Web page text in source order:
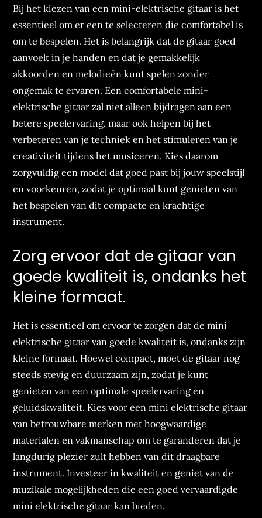
Bij het kiezen van een mini-elektrische gitaar is het
essentieel om er een te selecteren die comfortabel is
om te bespelen. Het is belangrijk dat de gitaar goed
aanvoelt in je handen en dat je gemakkelijk
akkoorden en melodieën kunt spelen zonder
ongemak te ervaren. Een comfortabele mini-
elektrische gitaar zal niet alleen bijdragen aan een
betere speelervaring, maar ook helpen bij het
verbeteren van je techniek en het stimuleren van je
creativiteit tijdens het musiceren. Kies daarom
zorgvuldig een model dat goed past bij jouw speelstijl
en voorkeuren, zodat je optimaal kunt genieten van
het bespelen van dit compacte en krachtige
instrument.
Zorg ervoor dat de gitaar van
goede kwaliteit is, ondanks het
kleine formaat.
Het is essentieel om ervoor te zorgen dat de mini
elektrische gitaar van goede kwaliteit is, ondanks zijn
kleine formaat. Hoewel compact, moet de gitaar nog
steeds stevig en duurzaam zijn, zodat je kunt
genieten van een optimale speelervaring en
geluidskwaliteit. Kies voor een mini elektrische gitaar
van betrouwbare merken met hoogwaardige
materialen en vakmanschap om te garanderen dat je
langdurig plezier zult hebben van dit draagbare
instrument. Investeer in kwaliteit en geniet van de
muzikale mogelijkheden die een goed vervaardigde
mini elektrische gitaar kan bieden.